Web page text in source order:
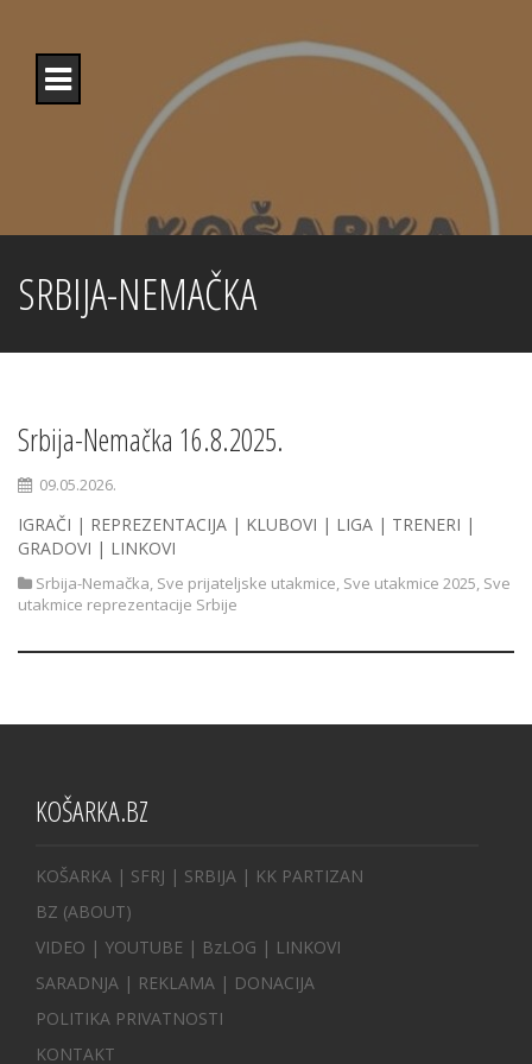
content
SRBIJA-NEMAČKA
Srbija-Nemačka 16.8.2025.
09.05.2026.
IGRAČI | REPREZENTACIJA | KLUBOVI | LIGA | TRENERI |
GRADOVI | LINKOVI
Srbija-Nemačka, Sve prijateljske utakmice, Sve utakmice 2025, Sve
utakmice reprezentacije Srbije
KOŠARKA.BZ
KOŠARKA | SFRJ | SRBIJA | KK PARTIZAN
BZ (ABOUT)
VIDEO | YOUTUBE | BzLOG | LINKOVI
SARADNJA | REKLAMA | DONACIJA
POLITIKA PRIVATNOSTI
KONTAKT